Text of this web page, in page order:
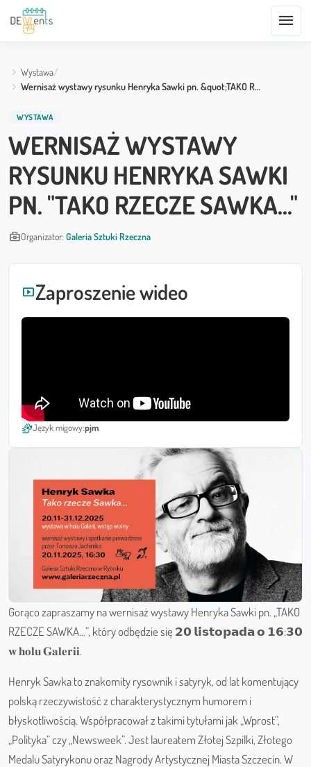
menu
Wystawa
Wernisaż wystawy rysunku Henryka Sawki pn. &quot;TAKO R…
WYSTAWA
WERNISAŻ WYSTAWY
RYSUNKU HENRYKA SAWKI
PN. "TAKO RZECZE SAWKA..."
business_centerOrganizator: Galeria Sztuki Rzeczna
smart_displayZaproszenie wideo
sign_languageJęzyk migowy:pjm
Gorąco zapraszamy na wernisaż wystawy Henryka Sawki pn. „TAKO
RZECZE SAWKA…”, który odbędzie się 𝟮𝟬 𝗹𝗶𝘀𝘁𝗼𝗽𝗮𝗱𝗮 𝗼 𝟭𝟲:𝟯𝟬
𝐰 𝐡𝐨𝐥𝐮 𝐆𝐚𝐥𝐞𝐫𝐢𝐢.
Henryk Sawka to znakomity rysownik i satyryk, od lat komentujący
polską rzeczywistość z charakterystycznym humorem i
błyskotliwością. Współpracował z takimi tytułami jak „Wprost”,
„Polityka” czy „Newsweek”. Jest laureatem Złotej Szpilki, Złotego
Medalu Satyrykonu oraz Nagrody Artystycznej Miasta Szczecin. W